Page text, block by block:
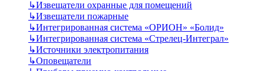
↳Извещатели охранные для помещений
↳Извещатели пожарные
↳Интегрированная система «ОРИОН» «Болид»
↳Интегрированная система «Стрелец-Интеграл»
↳Источники электропитания
↳Оповещатели